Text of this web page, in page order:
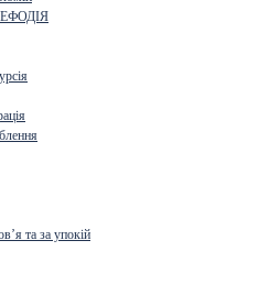
та за упокій